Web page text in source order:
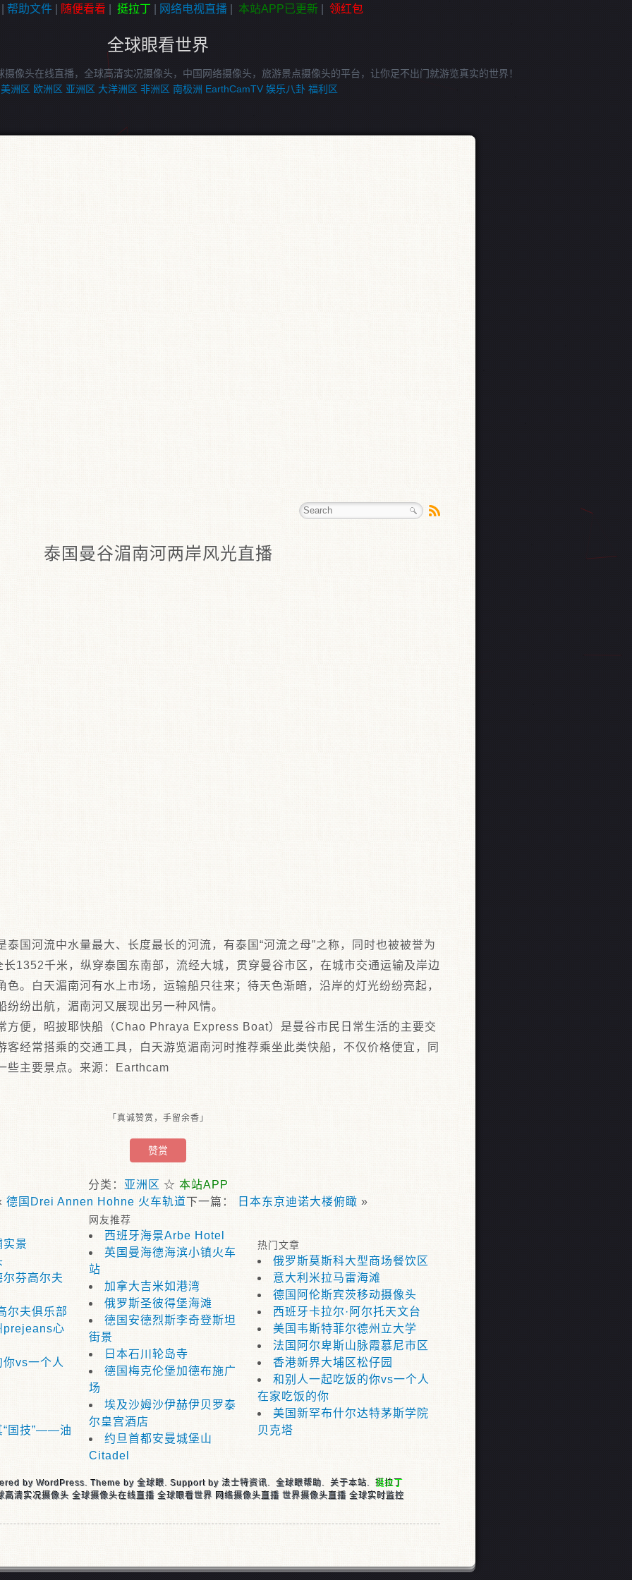
帮助文件| 随便看看 挺拉丁 网络电视直播| 本站APP已更新| 领红包
全球眼看世界
像头在线直播，全球高清实况摄像头，中国网络摄像头，旅游景点摄像头的平台，让你足不出门就游览真实的世界！
美洲区 欧洲区 亚洲区 大洋洲区 非洲区 南极洲 EarthCamTV 娱乐八卦 福利区
泰国曼谷湄南河两岸风光直播
泰国河流中水量最大、长度最长的河流，有泰国“河流之母”之称，同时也被被誉为
长1352千米，纵穿泰国东南部，流经大城，贯穿曼谷市区，在城市交通运输及岸边
色。白天湄南河有水上市场，运输船只往来；待天色渐暗，沿岸的灯光纷纷亮起，
纷纷出航，湄南河又展现出另一种风情。
方便，昭披耶快船（Chao Phraya Express Boat）是曼谷市民日常生活的主要交
客经常搭乘的交通工具，白天游览湄南河时推荐乘坐此类快船，不仅价格便宜，同
些主要景点。来源：Earthcam
「真诚赞赏，手留余香」
赞赏
分类： 亚洲区 ☆ 本站APP
德国Drei Annen Hohne 火车轨道下一篇： 日本东京迪诺大楼俯瞰 »
实景
芬高尔夫
尔夫俱乐部
prejeans心
vs一个人
“国技”——油
网友推荐
西班牙海景Arbe Hotel
英国曼海德海滨小镇火车
站
加拿大吉米如港湾
俄罗斯圣彼得堡海滩
德国安德烈斯李奇登斯坦
街景
日本石川轮岛寺
德国梅克伦堡加德布施广
场
埃及沙姆沙伊赫伊贝罗泰
尔皇宫酒店
约旦首都安曼城堡山
Citadel
热门文章
俄罗斯莫斯科大型商场餐饮区
意大利米拉马雷海滩
德国阿伦斯宾茨移动摄像头
西班牙卡拉尔·阿尔托天文台
美国韦斯特菲尔德州立大学
法国阿尔卑斯山脉霞慕尼市区
香港新界大埔区松仔园
和别人一起吃饭的你vs一个人
在家吃饭的你
美国新罕布什尔达特茅斯学院
贝克塔
byWordPress. Theme by全球眼. Support by法士特资讯.全球眼帮助.关于本站.挺拉丁
高清实况摄像头 全球摄像头在线直播 全球眼看世界 网络摄像头直播 世界摄像头直播 全球实时监控